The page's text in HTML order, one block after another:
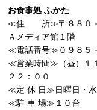
お食事処 ふかた
≪住 所≫〒８８０－
Ａメディア館１階
≪電話番号≫０９８５
≪営業時間≫（昼）１
２２：００
≪定 休 日≫日曜日・水
≪駐 車 場≫１０台